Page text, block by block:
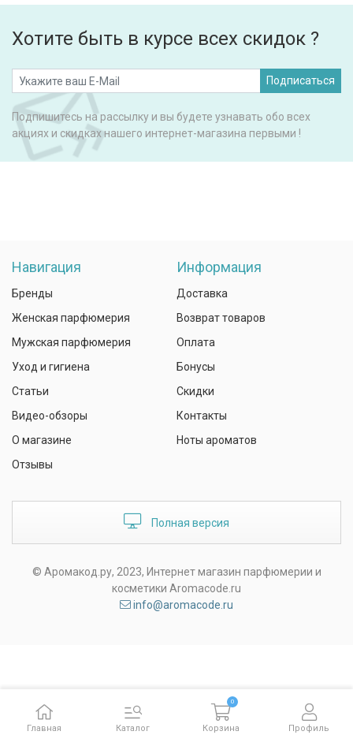
Хотите быть в курсе всех скидок ?
Подписаться
Подпишитесь на рассылку и вы будете узнавать обо всех
акциях и скидках нашего интернет-магазина первыми !
Навигация
Бренды
Женская парфюмерия
Мужская парфюмерия
Уход и гигиена
Статьи
Видео-обзоры
О магазине
Отзывы
Информация
Доставка
Возврат товаров
Оплата
Бонусы
Скидки
Контакты
Ноты ароматов
Полная версия
© Аромакод.ру, 2023, Интернет магазин парфюмерии и
косметики Aromacode.ru
info@aromacode.ru
Главная Каталог Корзина
0
Профиль